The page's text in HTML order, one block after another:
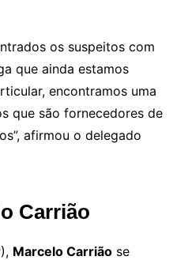
os suspeitos com
que ainda estamos
encontramos uma
que são fornecedores de
afirmou o delegado
Carrião
Marcelo Carriãose